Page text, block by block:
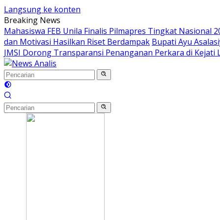
Langsung ke konten
Breaking News
Mahasiswa FEB Unila Finalis Pilmapres Tingkat Nasional
dan Motivasi Hasilkan Riset Berdampak Bupati Ayu
JMSI Dorong Transparansi Penanganan Perkara di Kejati